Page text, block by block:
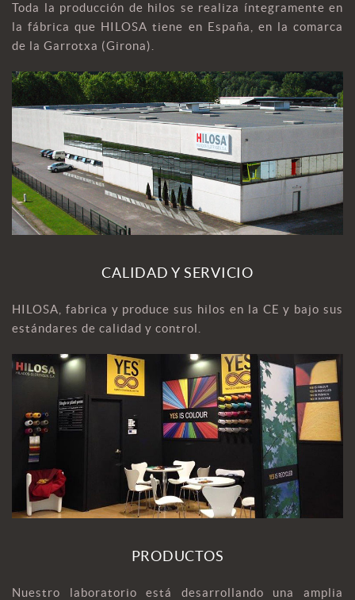
Toda la producción de hilos se realiza íntegramente en
la fábrica que HILOSA tiene en España, en la comarca
de la Garrotxa (Girona).
CALIDAD Y SERVICIO
HILOSA, fabrica y produce sus hilos en la CE y bajo sus
estándares de calidad y control.
PRODUCTOS
Nuestro laboratorio está desarrollando una amplia